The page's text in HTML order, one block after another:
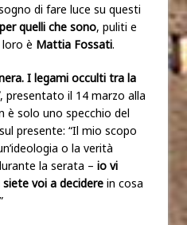
di fare luce su questi
quelli che sono, puliti e
è Mattia Fossati.
nera. I legami occulti tra la
, presentato il 14 marzo alla
è solo uno specchio del
presente: “Il mio scopo
o la verità
la serata – io vi
voi a decidere in cosa